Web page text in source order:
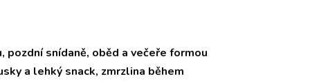
snídaně, oběd a večeře formou
a lehký snack, zmrzlina během